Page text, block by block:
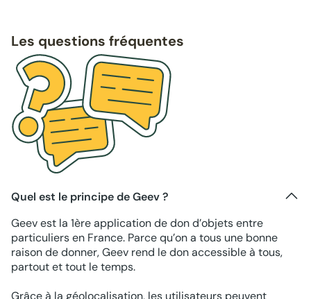
Les questions fréquentes
Quel est le principe de Geev ?
Geev est la 1ère application de don d’objets entre
particuliers en France. Parce qu’on a tous une bonne
raison de donner, Geev rend le don accessible à tous,
partout et tout le temps.
Grâce à la géolocalisation, les utilisateurs peuvent